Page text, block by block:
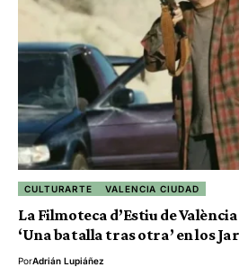
CULTURARTE VALENCIA CIUDAD
La Filmoteca d’Estiu de
‘Una batalla tras otra’ en los
PorAdrián Lupiáñez